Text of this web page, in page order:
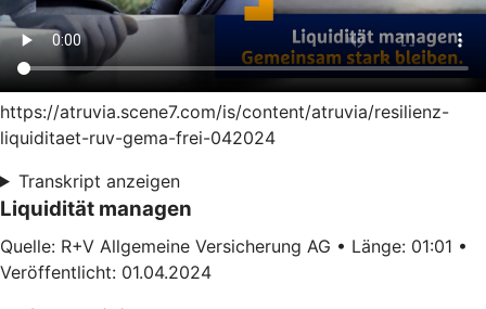
https://atruvia.scene7.com/is/content/atruvia/resilienz-
liquiditaet-ruv-gema-frei-042024
Transkript anzeigen
Liquidität managen
Quelle: R+V Allgemeine Versicherung AG • Länge: 01:01 •
Veröffentlicht: 01.04.2024